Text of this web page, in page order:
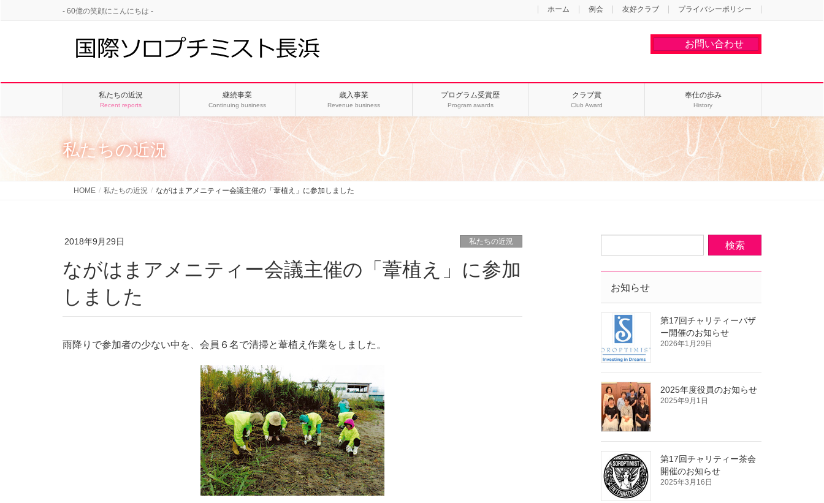
- 60億の笑顔にこんにちは - ホーム 例会 友好クラブ プライバシーポリシー
お問い合わせ
私たちの近況
Recent reports
継続事業
Continuing business
歳入事業
Revenue business
プログラム受賞歴
Program awards
クラブ賞
Club Award
奉仕の歩み
History
私たちの近況
HOME 私たちの近況 ながはまアメニティー会議主催の「葦植え」に参加しました
2018年9月29日 私たちの近況
ながはまアメニティー会議主催の「葦植え」に参加
しました
雨降りで参加者の少ない中を、会員６名で清掃と葦植え作業をしました。
お知らせ
第17回チャリティーバザ
ー開催のお知らせ
2026年1月29日
2025年度役員のお知らせ
2025年9月1日
第17回チャリティー茶会
開催のお知らせ
2025年3月16日